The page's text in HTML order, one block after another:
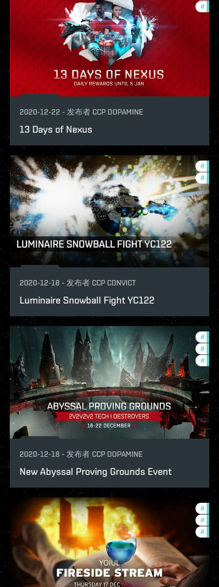
#
2020-12-22 - 发布者 CCP DOPAMINE
13 Days of Nexus
#
#
2020-12-18 - 发布者 CCP CONVICT
Luminaire Snowball Fight YC122
#
#
#
2020-12-18 - 发布者 CCP DOPAMINE
New Abyssal Proving Grounds Event
#
#
#